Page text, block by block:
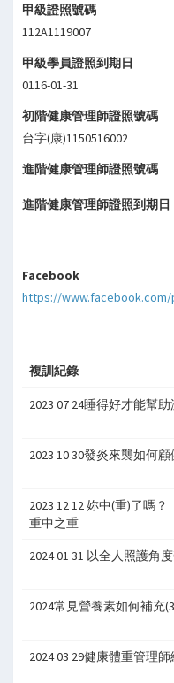
甲級證照號碼
112A1119007
甲級學員證照到期日
0116-01-31
初階健康管理師證照號碼
台字(康)1150516002
進階健康管理師證照號碼
進階健康管理師證照到期日
Facebook
https://www.facebook.com/
複訓紀錄
2023 07 24睡得好才能幫
2023 10 30發炎來襲如何
2023 12 12 妳中(重)了嗎
重中之重
2024 01 31 以全人照護角
2024常見營養素如何補充
2024 03 29健康體重管理